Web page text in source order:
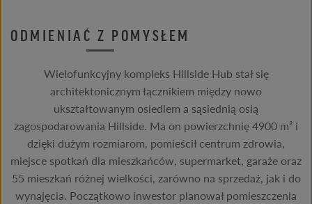
ODMIENIAĆ Z POMYSŁEM
Wielofunkcyjny kompleks Hillside Hub stał się
architektonicznym łącznikiem między nowo
ukształtowanym osiedlem a sąsiednią osią
zagospodarowania Hillside. Ma on powierzchnię 4900 m² i
dzięki dużym rozmiarom, pomieścił centrum zdrowia,
miejsce spotkań dla mieszkańców, supermarket, garaże oraz
55 mieszkań różnej wielkości, zarówno na sprzedaż, jak i do
wynajęcia. Początkowo inwestor planował pomieszczenia